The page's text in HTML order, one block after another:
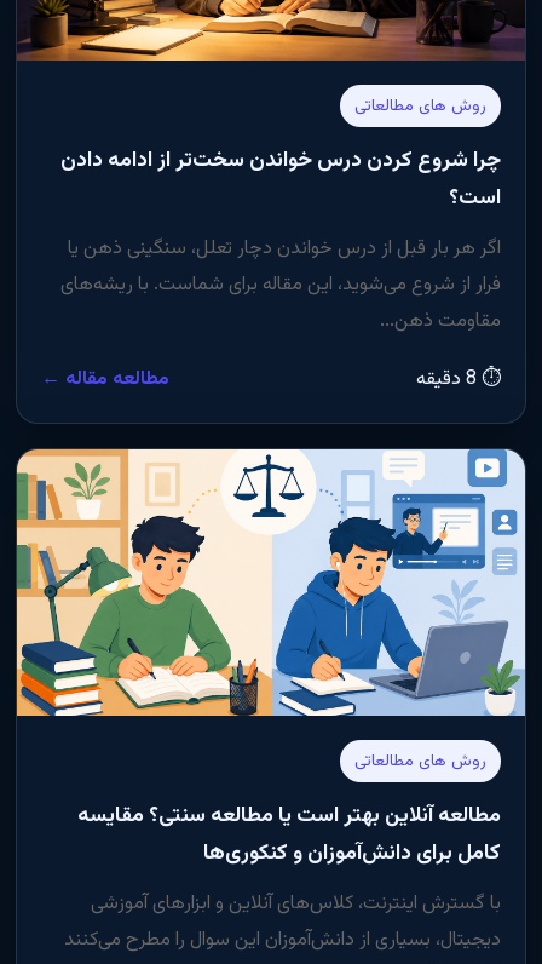
روش های مطالعاتی
چرا شروع کردن درس خواندن سخت‌تر از ادامه دادن
است؟
اگر هر بار قبل از درس خواندن دچار تعلل، سنگینی ذهن یا
فرار از شروع می‌شوید، این مقاله برای شماست. با ریشه‌های
مقاومت ذهن...
⏱ 8 دقیقه
مطالعه مقاله ←
روش های مطالعاتی
مطالعه آنلاین بهتر است یا مطالعه سنتی؟ مقایسه
کامل برای دانش‌آموزان و کنکوری‌ها
با گسترش اینترنت، کلاس‌های آنلاین و ابزارهای آموزشی
دیجیتال، بسیاری از دانش‌آموزان این سوال را مطرح می‌کنند